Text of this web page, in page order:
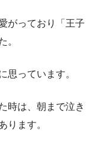
がっており「王子
。
思っています。
時は、朝まで泣き
ります。